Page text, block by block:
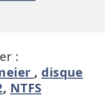
:
, disque
, NTFS